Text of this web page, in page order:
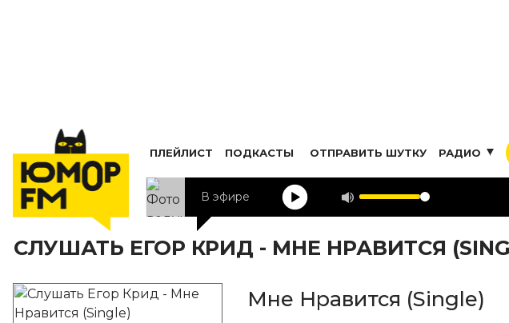
ПЛЕЙЛИСТ ПОДКАСТЫ ОТПРАВИТЬ ШУТКУ РАДИО
В эфире Егор
СЛУШАТЬ ЕГОР КРИД - МНЕ НРАВИТСЯ
Мне Нравится (Single)